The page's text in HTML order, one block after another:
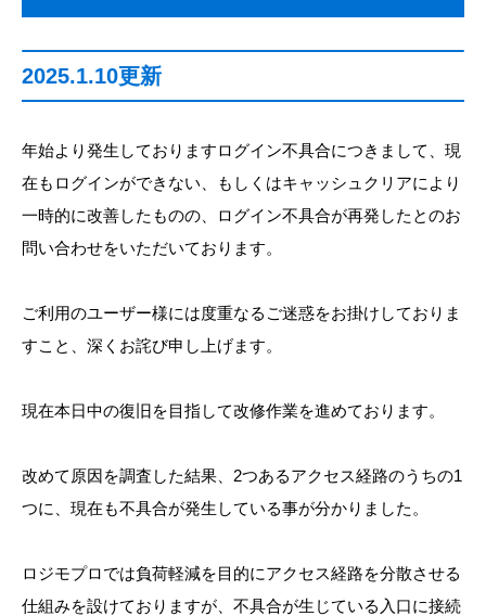
2025.1.10更新
年始より発生しておりますログイン不具合につきまして、現
在もログインができない、もしくはキャッシュクリアにより
一時的に改善したものの、ログイン不具合が再発したとのお
問い合わせをいただいております。
ご利用のユーザー様には度重なるご迷惑をお掛けしておりま
すこと、深くお詫び申し上げます。
現在本日中の復旧を目指して改修作業を進めております。
改めて原因を調査した結果、2つあるアクセス経路のうちの1
つに、現在も不具合が発生している事が分かりました。
ロジモプロでは負荷軽減を目的にアクセス経路を分散させる
仕組みを設けておりますが、不具合が生じている入口に接続